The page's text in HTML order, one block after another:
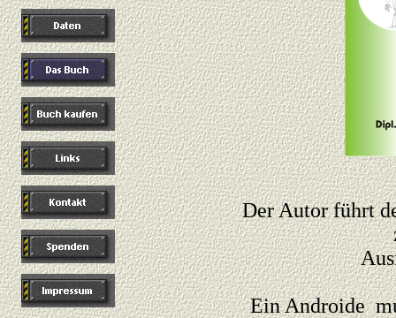
Der Autor führt
Ein Androide